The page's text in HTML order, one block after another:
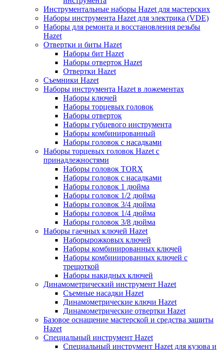
Инструментальные наборы Hazet для мастерских
Наборы инструмента Hazet для электрика (VDE)
Наборы для ремонта и восстановления резьбы
Hazet
Отвертки и биты Hazet
Наборы бит Hazet
Наборы отверток Hazet
Отвертки Hazet
Съемники Hazet
Наборы инструмента Hazet в ложементах
Наборы ключей
Наборы торцевых головок
Наборы отверток
Наборы губцевого инструмента
Наборы комбинированный
Наборы головок с насадками
Наборы торцевых головок Hazet с
принадлежностями
Наборы головок TORX
Наборы головок с насадками
Наборы головок 1 дюйма
Наборы головок 1/2 дюйма
Наборы головок 3/4 дюйма
Наборы головок 1/4 дюйма
Наборы головок 3/8 дюйма
Наборы гаечных ключей Hazet
Наборырожковых ключей
Наборы комбинированных ключей
Наборы комбинированных ключей с
трещоткой
Наборы накидных ключей
Динамометрический инструмент Hazet
Съемные насадки Hazet
Динамометрические ключи Hazet
Динамометрические отвертки Hazet
Базовое оснащение мастерской и средства защиты
Hazet
Специальный инструмент Hazet
Специальный инструмент Hazet для кузова и